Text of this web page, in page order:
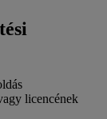
licencének